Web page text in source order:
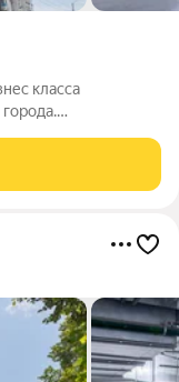
класса
17,17 и 16,22